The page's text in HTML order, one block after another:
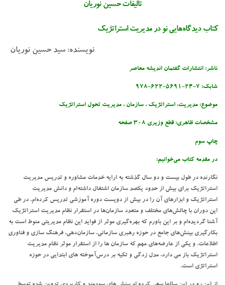
تالیفات حسین نوریان
کتاب دیدگاه‌هایی نو در مدیریت استراتژیک
نویسنده: سید حسین نوریان
ناشر: انتشارات گفتمان اندیشه معاصر
شابک: 7-24-5691-622-978
موضوع: مدیریت، استراتژیک ، سازمان ، مدیریت تحول استراتژیک
مشخصات ظاهری: قطع وزیری 308 صفحه
چاپ سوم
در مقدمه کتاب می‌خوانیم:
نگارنده در طول بیست و دو سال گذشته به ارایه خدمات مشاوره و تدریس مدیریت
استراتژیک برای بیش از حدود یکصد سازمان اشتغال داشته‌ام و دانش مدیریت
استراتژیک و ابزارهای آن را در بیش از دویست دوره آموزشی تدریس کرده‌ام. در طی
این دوران با چالش‌های مختلف و متعدد سازمان‌ها در استقرار نظام مدیریت استراتژیک
آشنا گردیده‌ام و بر این باورم که بهره‌گیری موثر از فواید این نظام مدیریتی منوط است به
بکارگیری بینش‌های جامع در حوزه رهبری سازمانی، سازمان‌دهی، فرهنگ سازی و فناوری
اطلاعات. و یکی از عارضه‌های مهم که سازمان ها را از استقرار موثر نظام مدیریت
استراتژیک باز می دارد، مدل زدگی و تکیه بر درس‌آموخته های ابتدایی در حوزه
استراتژی است.